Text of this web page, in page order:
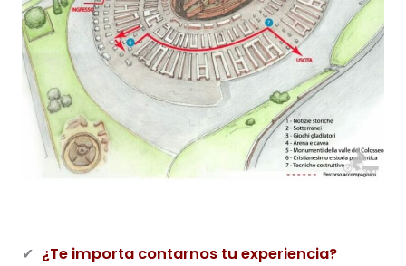
✔ ¿Te importa contarnos tu experiencia?